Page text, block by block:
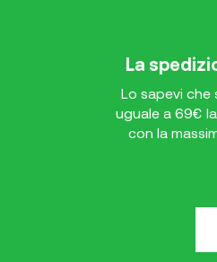
La
Lo sapevi che
uguale a 69€
con la